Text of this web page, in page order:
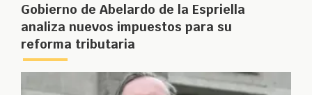
Gobierno de Abelardo de la Espriella
analiza nuevos impuestos para su
reforma tributaria